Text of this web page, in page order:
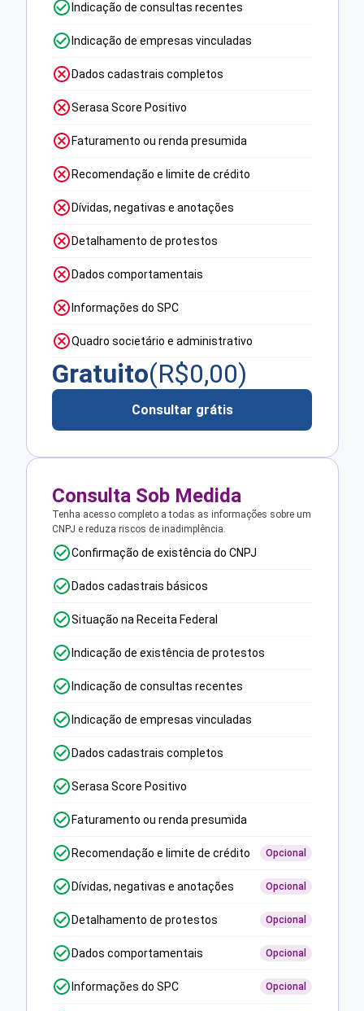
Indicação de consultas recentes
Indicação de empresas vinculadas
Dados cadastrais completos
Serasa Score Positivo
Faturamento ou renda presumida
Recomendação e limite de crédito
Dívidas, negativas e anotações
Detalhamento de protestos
Dados comportamentais
Informações do SPC
Quadro societário e administrativo
Gratuito(R$0,00)
Consultar grátis
Consulta Sob Medida
Tenha acesso completo a todas as informações sobre um
CNPJ e reduza riscos de inadimplência.
Confirmação de existência do CNPJ
Dados cadastrais básicos
Situação na Receita Federal
Indicação de existência de protestos
Indicação de consultas recentes
Indicação de empresas vinculadas
Dados cadastrais completos
Serasa Score Positivo
Faturamento ou renda presumida
Recomendação e limite de crédito Opcional
Dívidas, negativas e anotações Opcional
Detalhamento de protestos Opcional
Dados comportamentais Opcional
Informações do SPC Opcional